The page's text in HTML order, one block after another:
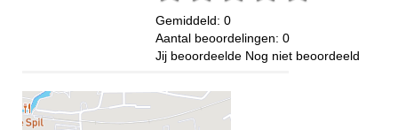
Gemiddeld: 0
Aantal beoordelingen: 0
Jij beoordeelde Nog niet beoordeeld